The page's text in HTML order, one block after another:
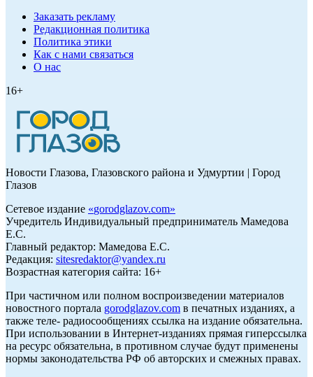
Заказать рекламу
Редакционная политика
Политика этики
Как с нами связаться
О нас
16+
Новости Глазова, Глазовского района и Удмуртии | Город
Глазов
Сетевое издание «gorodglazov.com»
Учредитель Индивидуальный предприниматель Мамедова
Е.С.
Главный редактор: Мамедова Е.С.
Редакция: sitesredaktor@yandex.ru
Возрастная категория сайта: 16+
При частичном или полном воспроизведении материалов
новостного портала gorodglazov.com в печатных изданиях, а
также теле- радиосообщениях ссылка на издание обязательна.
При использовании в Интернет-изданиях прямая гиперссылка
на ресурс обязательна, в противном случае будут применены
нормы законодательства РФ об авторских и смежных правах.